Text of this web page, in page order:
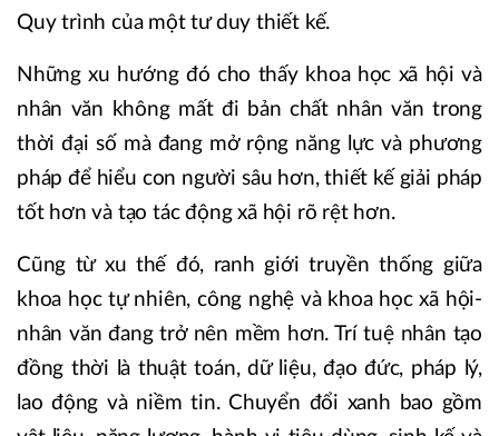
Quy trình của một tư duy thiết kế.
Những xu hướng đó cho thấy khoa học xã hội và
nhân văn không mất đi bản chất nhân văn trong
thời đại số mà đang mở rộng năng lực và phương
pháp để hiểu con người sâu hơn, thiết kế giải pháp
tốt hơn và tạo tác động xã hội rõ rệt hơn.
Cũng từ xu thế đó, ranh giới truyền thống giữa
khoa học tự nhiên, công nghệ và khoa học xã hội-
nhân văn đang trở nên mềm hơn. Trí tuệ nhân tạo
đồng thời là thuật toán, dữ liệu, đạo đức, pháp lý,
lao động và niềm tin. Chuyển đổi xanh bao gồm